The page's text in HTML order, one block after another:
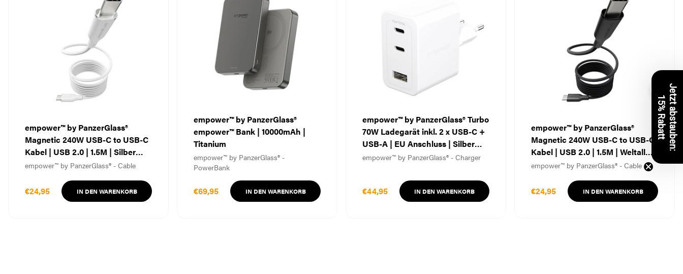
empower™ by PanzerGlass®
Magnetic 240W USB-C to USB-C
Kabel | USB 2.0 | 1.5M | Silber
Weiß
empower™ by PanzerGlass® - Cable
€24,95 IN DEN WARENKORB
empower™ by PanzerGlass®
empower™ Bank | 10000mAh |
Titanium
empower™ by PanzerGlass® -
PowerBank
€69,95 IN DEN WARENKORB
empower™ by PanzerGlass® Turbo
70W Ladegarät inkl. 2 x USB-C +
USB-A | EU Anschluss | Silber
Weiß
empower™ by PanzerGlass® - Charger
€44,95 IN DEN WARENKORB
empower™ by PanzerGlass®
Magnetic 240W USB-C to USB-C
Kabel | USB 2.0 | 1.5M | Weltall
Schwarz
empower™ by PanzerGlass® - Cable
€24,95 IN DEN WARENKORB
J
e
t
z
t
a
b
s
t
a
u
b
e
n
:
15
%
R
a
b
a
t
t